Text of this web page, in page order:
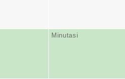
Minutasi